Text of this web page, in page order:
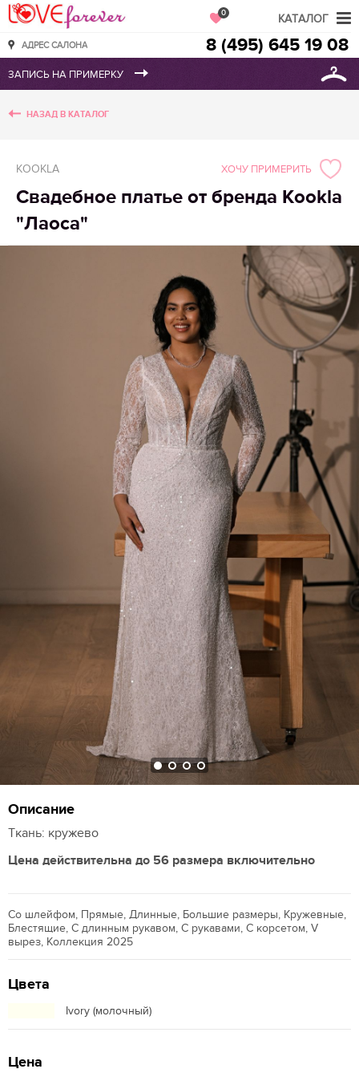
Love Forever
АДРЕС САЛОНА
0
8 (495) 645 19 08
НАЗАД В КАТАЛОГ
KOOKLA
Свадебное платье от бренда Kookla
"Лаоса"
ХОЧУ ПРИМЕРИТЬ
Описание
Ткань: кружево
Цена действительна до 56 размера включительно
Со шлейфом, Прямые, Длинные, Большие размеры, Кружевные,
Блестящие, С длинным рукавом, С рукавами, С корсетом, V
вырез, Коллекция 2025
Цвета
Ivory (молочный)
Цена
КАТАЛОГ